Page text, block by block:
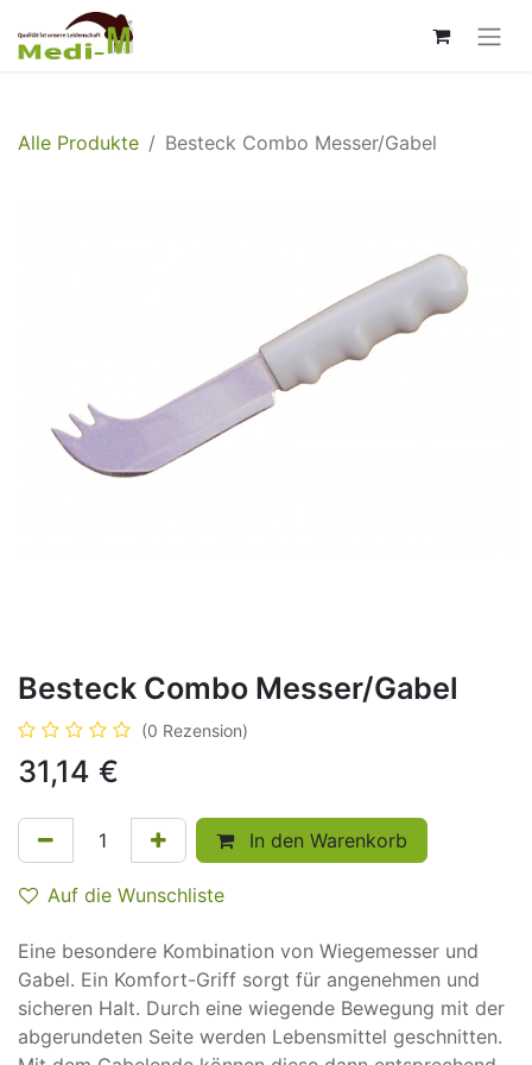
Alle Produkte Besteck Combo Messer/Gabel
Besteck Combo Messer/Gabel
(0 Rezension)
31,14 €
In den Warenkorb
Auf die Wunschliste
Eine besondere Kombination von Wiegemesser und
Gabel. Ein Komfort-Griff sorgt für angenehmen und
sicheren Halt. Durch eine wiegende Bewegung mit der
abgerundeten Seite werden Lebensmittel geschnitten.